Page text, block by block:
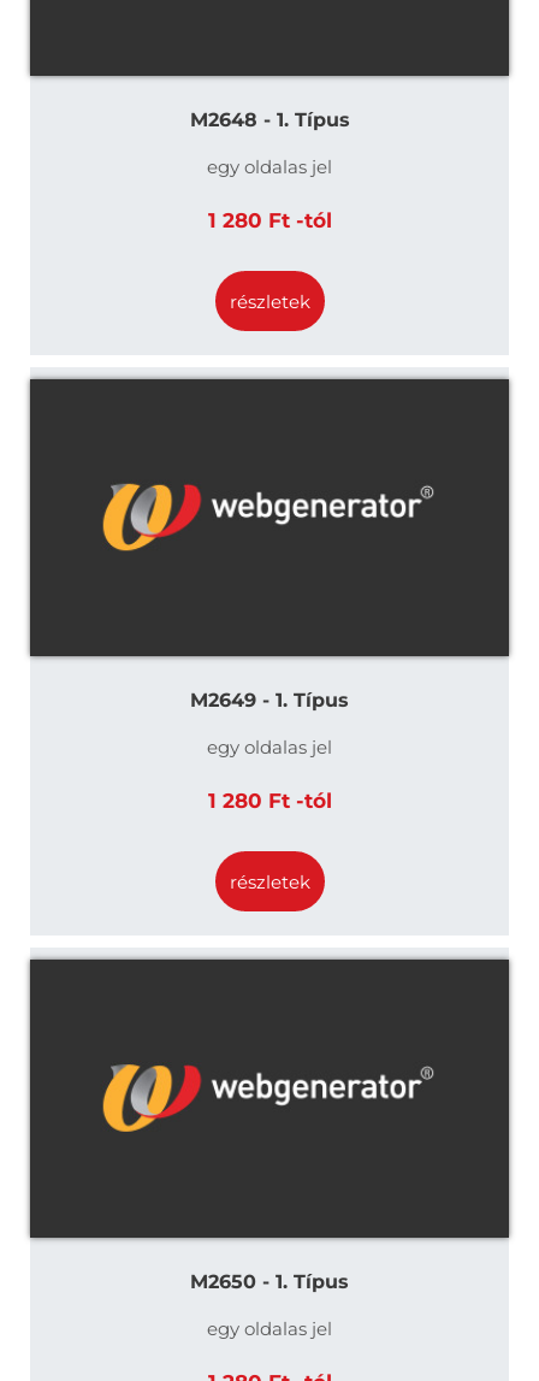
M2648 - 1. Típus
egy oldalas jel
1 280 Ft -tól
részletek
M2649 - 1. Típus
egy oldalas jel
1 280 Ft -tól
részletek
M2650 - 1. Típus
egy oldalas jel